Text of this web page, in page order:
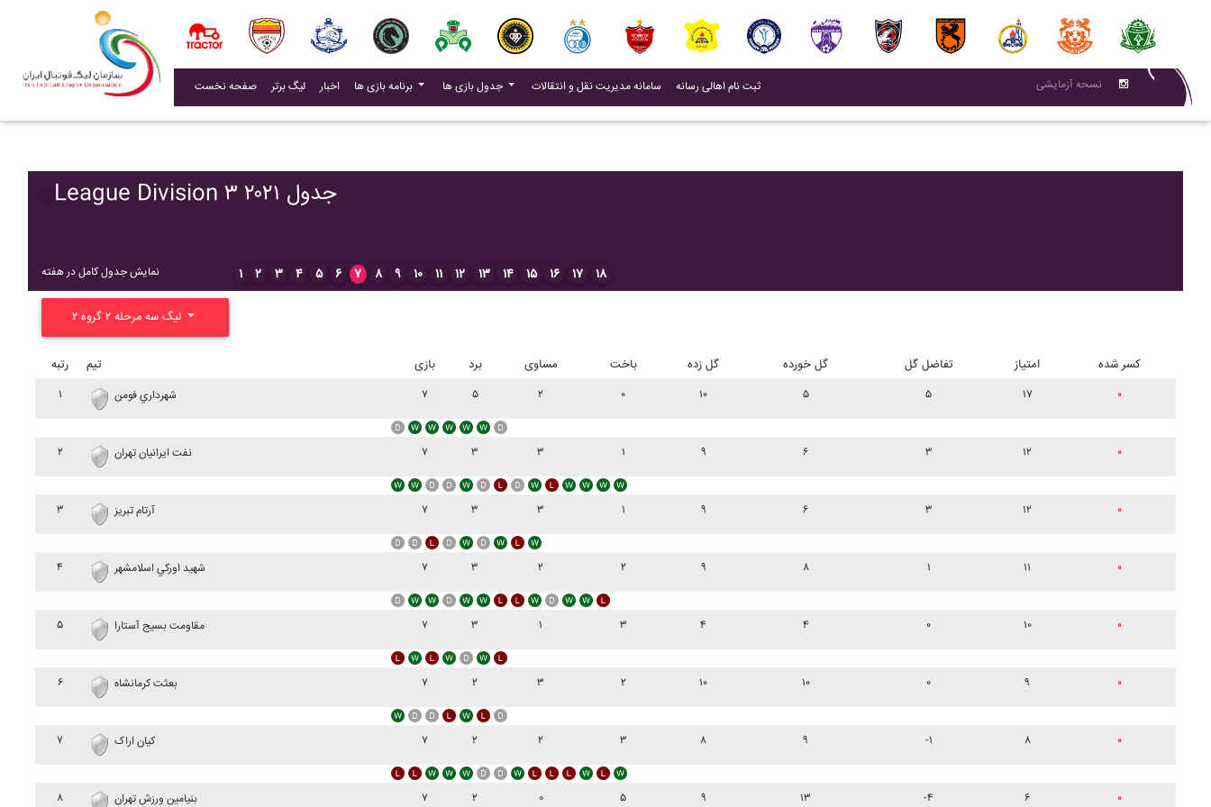
صفحه نخست لیگ برتر اخبار(current) برنامه بازی ها جدول بازی ها سامانه مدیریت نقل و انتقالات (current)
ثبت نام اهالی رسانه(current) نسحه آزمایشی
League Division ۳ ۲۰۲۱ جدول
نمایش جدول کامل در هفته ۱ ۲ ۳ ۴ ۵ ۶ ۷ ۸ ۹ ۱۰ ۱۱ ۱۲ ۱۳ ۱۴ ۱۵ ۱۶ ۱۷ ۱۸
رتبه تیم بازی برد مساوی باخت گل زده گل خورده تفاضل گل امتیاز کسر شده
۱ شهرداري فومن ۷ ۵ ۲ ۰ ۱۰ ۵ ۵ ۱۷ ۰
۲ نفت ايرانيان تهران ۷ ۳ ۳ ۱ ۹ ۶ ۳ ۱۲ ۰
۳ آرتام تبريز ۷ ۳ ۳ ۱ ۹ ۶ ۳ ۱۲ ۰
۴ شهيد اورکي اسلامشهر ۷ ۳ ۲ ۲ ۹ ۸ ۱ ۱۱ ۰
۵ مقاومت بسيج آستارا ۷ ۳ ۱ ۳ ۴ ۴ ۰ ۱۰ ۰
۶ بعثت کرمانشاه ۷ ۲ ۳ ۲ ۱۰ ۱۰ ۰ ۹ ۰
۷ کيان اراک ۷ ۲ ۲ ۳ ۸ ۹ -۱ ۸ ۰
۸ بنيامين ورزش تهران ۷ ۲ ۰ ۵ ۹ ۱۳ -۴ ۶ ۰